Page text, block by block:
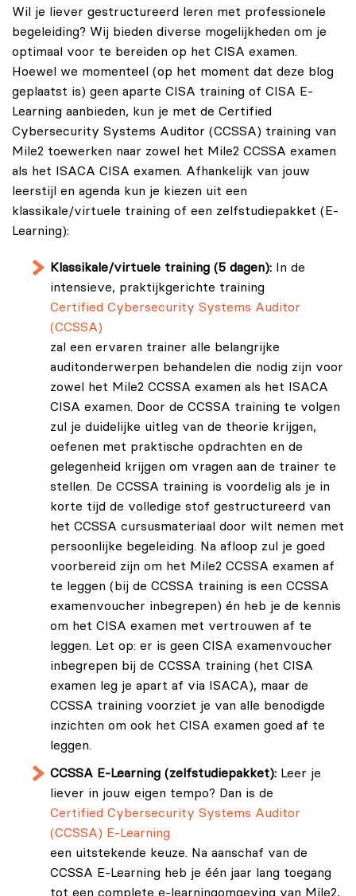
Wil je liever gestructureerd leren met professionele
begeleiding? Wij bieden diverse mogelijkheden om je
optimaal voor te bereiden op het CISA examen.
Hoewel we momenteel (op het moment dat deze blog
geplaatst is) geen aparte CISA training of CISA E-
Learning aanbieden, kun je met de Certified
Cybersecurity Systems Auditor (CCSSA) training van
Mile2 toewerken naar zowel het Mile2 CCSSA examen
als het ISACA CISA examen. Afhankelijk van jouw
leerstijl en agenda kun je kiezen uit een
klassikale/virtuele training of een zelfstudiepakket (E-
Learning):
Klassikale/virtuele training (5 dagen): In de
intensieve, praktijkgerichte training
Certified Cybersecurity Systems Auditor
(CCSSA)
zal een ervaren trainer alle belangrijke
auditonderwerpen behandelen die nodig zijn voor
zowel het Mile2 CCSSA examen als het ISACA
CISA examen. Door de CCSSA training te volgen
zul je duidelijke uitleg van de theorie krijgen,
oefenen met praktische opdrachten en de
gelegenheid krijgen om vragen aan de trainer te
stellen. De CCSSA training is voordelig als je in
korte tijd de volledige stof gestructureerd van
het CCSSA cursusmateriaal door wilt nemen met
persoonlijke begeleiding. Na afloop zul je goed
voorbereid zijn om het Mile2 CCSSA examen af
te leggen (bij de CCSSA training is een CCSSA
examenvoucher inbegrepen) én heb je de kennis
om het CISA examen met vertrouwen af te
leggen. Let op: er is geen CISA examenvoucher
inbegrepen bij de CCSSA training (het CISA
examen leg je apart af via ISACA), maar de
CCSSA training voorziet je van alle benodigde
inzichten om ook het CISA examen goed af te
leggen.
CCSSA E-Learning (zelfstudiepakket): Leer je
liever in jouw eigen tempo? Dan is de
Certified Cybersecurity Systems Auditor
(CCSSA) E-Learning
een uitstekende keuze. Na aanschaf van de
CCSSA E-Learning heb je één jaar lang toegang
tot een complete e-learningomgeving van Mile2,